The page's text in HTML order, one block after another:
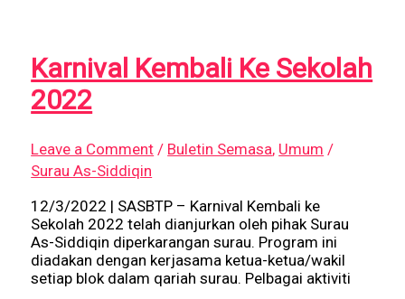
Karnival Kembali Ke Sekolah
2022
Leave a Comment / Buletin Semasa, Umum /
Surau As-Siddiqin
12/3/2022 | SASBTP – Karnival Kembali ke
Sekolah 2022 telah dianjurkan oleh pihak Surau
As-Siddiqin diperkarangan surau. Program ini
diadakan dengan kerjasama ketua-ketua/wakil
setiap blok dalam qariah surau. Pelbagai aktiviti